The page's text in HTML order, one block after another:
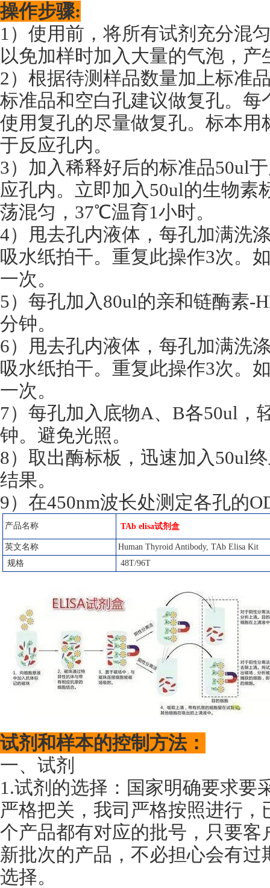
操作步骤:
1）使用前，将所有试剂充分混
以免加样时加入大量的气泡，产
2）根据待测样品数量加上标准
标准品和空白孔建议做复孔。
使用复孔的尽量做复孔。标本
于反应孔内。
3）加入稀释好后的标准品50ul
应孔内。立即加入50ul的生物素
荡混匀，37℃温育1小时。
4）甩去孔内液体，每孔加满洗
吸水纸拍干。重复此操作3次。
一次。
5）每孔加入80ul的亲和链酶素-
分钟。
6）甩去孔内液体，每孔加满洗
吸水纸拍干。重复此操作3次。
一次。
7）每孔加入底物A、B各50ul，
钟。避免光照。
8）取出酶标板，迅速加入50ul
结果。
9）在450nm波长处测定各孔的
产品名称 TAb elisa试剂盒
英文名称
Human Thyroid Antibody, TAb Elisa Kit
规格
48T/96T
试剂和样本的控制方法：
一、试剂
1.试剂的选择：国家明确要求要
严格把关，我司严格按照进行
个产品都有对应的批号，只要
新批次的产品，不必担心会有
选择。